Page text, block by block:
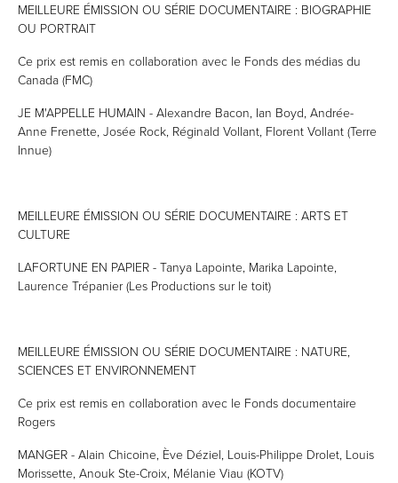
MEILLEURE ÉMISSION OU SÉRIE DOCUMENTAIRE : BIOGRAPHIE
OU PORTRAIT
Ce prix est remis en collaboration avec le Fonds des médias du
Canada (FMC)
JE M'APPELLE HUMAIN - Alexandre Bacon, Ian Boyd, Andrée-
Anne Frenette, Josée Rock, Réginald Vollant, Florent Vollant (Terre
Innue)
MEILLEURE ÉMISSION OU SÉRIE DOCUMENTAIRE : ARTS ET
CULTURE
LAFORTUNE EN PAPIER - Tanya Lapointe, Marika Lapointe,
Laurence Trépanier (Les Productions sur le toit)
MEILLEURE ÉMISSION OU SÉRIE DOCUMENTAIRE : NATURE,
SCIENCES ET ENVIRONNEMENT
Ce prix est remis en collaboration avec le Fonds documentaire
Rogers
MANGER - Alain Chicoine, Ève Déziel, Louis-Philippe Drolet, Louis
Morissette, Anouk Ste-Croix, Mélanie Viau (KOTV)